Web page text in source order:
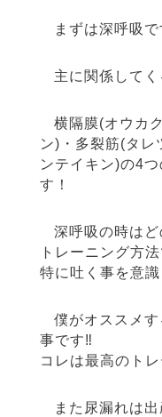
まずは深呼吸で
主に関係して
横隔膜(オウカ
ン)・多裂筋(タレ
ンテイキン)の4
す！
深呼吸の時は
トレーニング方法
特に吐く事を意
僕がオススメ
事です‼︎
コレは最高のトレ
また尿漏れは